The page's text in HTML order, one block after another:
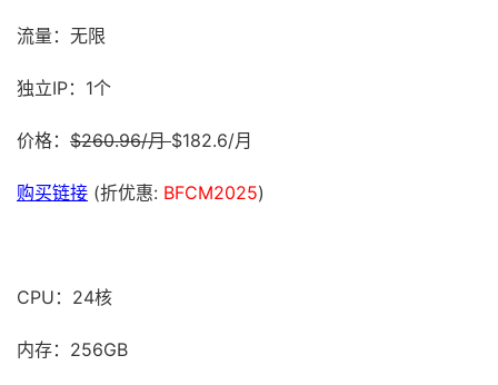
流量：无限
独立IP：1个
价格： $260.96/月$182.6/月
购买链接 (折优惠: BFCM2025)
CPU：24核
内存：256GB